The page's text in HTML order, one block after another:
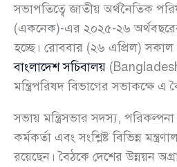
সভাপতিত্বে জাতীয় অর্থনৈতিক
(একনেক)-এর ২০২৫-২৬
হচ্ছে। রোববার (২৬ এপ্রিল) সকাল
বাংলাদেশ সচিবালয়
মন্ত্রিপরিষদ বিভাগের সভাকক্ষে
সভায় মন্ত্রিসভার সদস্য,
কর্মকর্তা এবং সংশ্লিষ্ট বিভিন্ন
রয়েছেন। বৈঠকে দেশের উন্নয়ন